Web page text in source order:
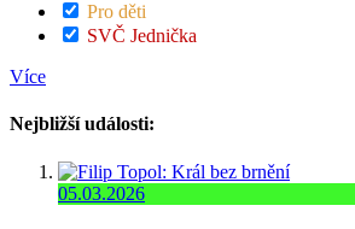
Pro děti
SVČ Jednička
Více
Nejbližší události:
05.03.2026